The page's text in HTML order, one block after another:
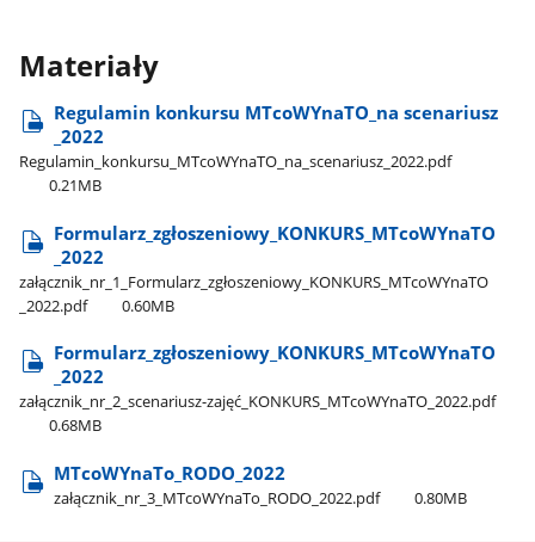
Materiały
Regulamin konkursu MTcoWYnaTO​_na scenariusz​
_2022
Regulamin​_konkursu​_MTcoWYnaTO​_na​_scenariusz​_2022.pdf
0.21MB
Formularz​_zgłoszeniowy​_KONKURS​_MTcoWYnaTO​
_2022
załącznik​_nr​_1​_Formularz​_zgłoszeniowy​_KONKURS​_MTcoWYnaTO​
_2022.pdf
0.60MB
Formularz​_zgłoszeniowy​_KONKURS​_MTcoWYnaTO​
_2022
załącznik​_nr​_2​_scenariusz-zajęć​_KONKURS​_MTcoWYnaTO​_2022.pdf
0.68MB
MTcoWYnaTo​_RODO​_2022
załącznik​_nr​_3​_MTcoWYnaTo​_RODO​_2022.pdf 0.80MB